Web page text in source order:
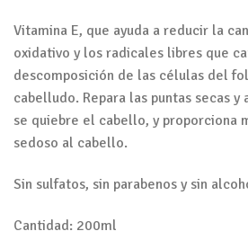
Vitamina E, que ayuda a reducir la
oxidativo y los radicales libres que
descomposición de las células del
cabelludo. Repara las puntas secas
se quiebre el cabello, y proporciona
sedoso al cabello.
Sin sulfatos, sin parabenos y sin
Cantidad: 200ml